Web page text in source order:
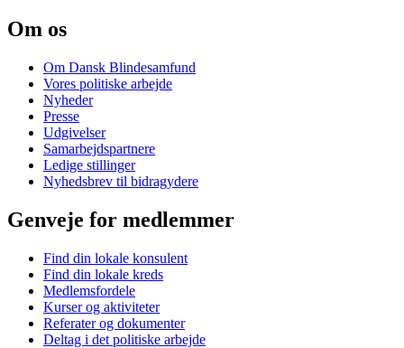
Om os
Om Dansk Blindesamfund
Vores politiske arbejde
Nyheder
Presse
Udgivelser
Samarbejdspartnere
Ledige stillinger
Nyhedsbrev til bidragydere
Genveje for medlemmer
Find din lokale konsulent
Find din lokale kreds
Medlemsfordele
Kurser og aktiviteter
Referater og dokumenter
Deltag i det politiske arbejde